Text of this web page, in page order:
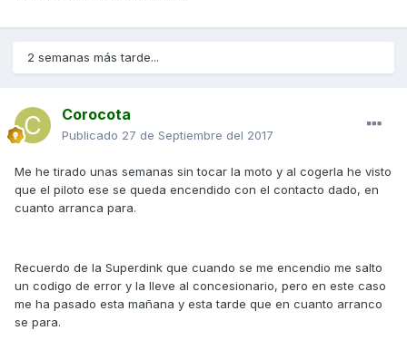
2 semanas más tarde...
Corocota
Publicado 27 de Septiembre del 2017
Me he tirado unas semanas sin tocar la moto y al cogerla he visto
que el piloto ese se queda encendido con el contacto dado, en
cuanto arranca para.
Recuerdo de la Superdink que cuando se me encendio me salto
un codigo de error y la lleve al concesionario, pero en este caso
me ha pasado esta mañana y esta tarde que en cuanto arranco
se para.